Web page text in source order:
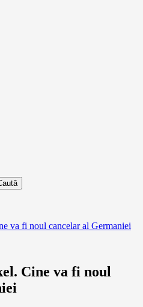
va fi noul cancelar al Germaniei
Cine va fi noul